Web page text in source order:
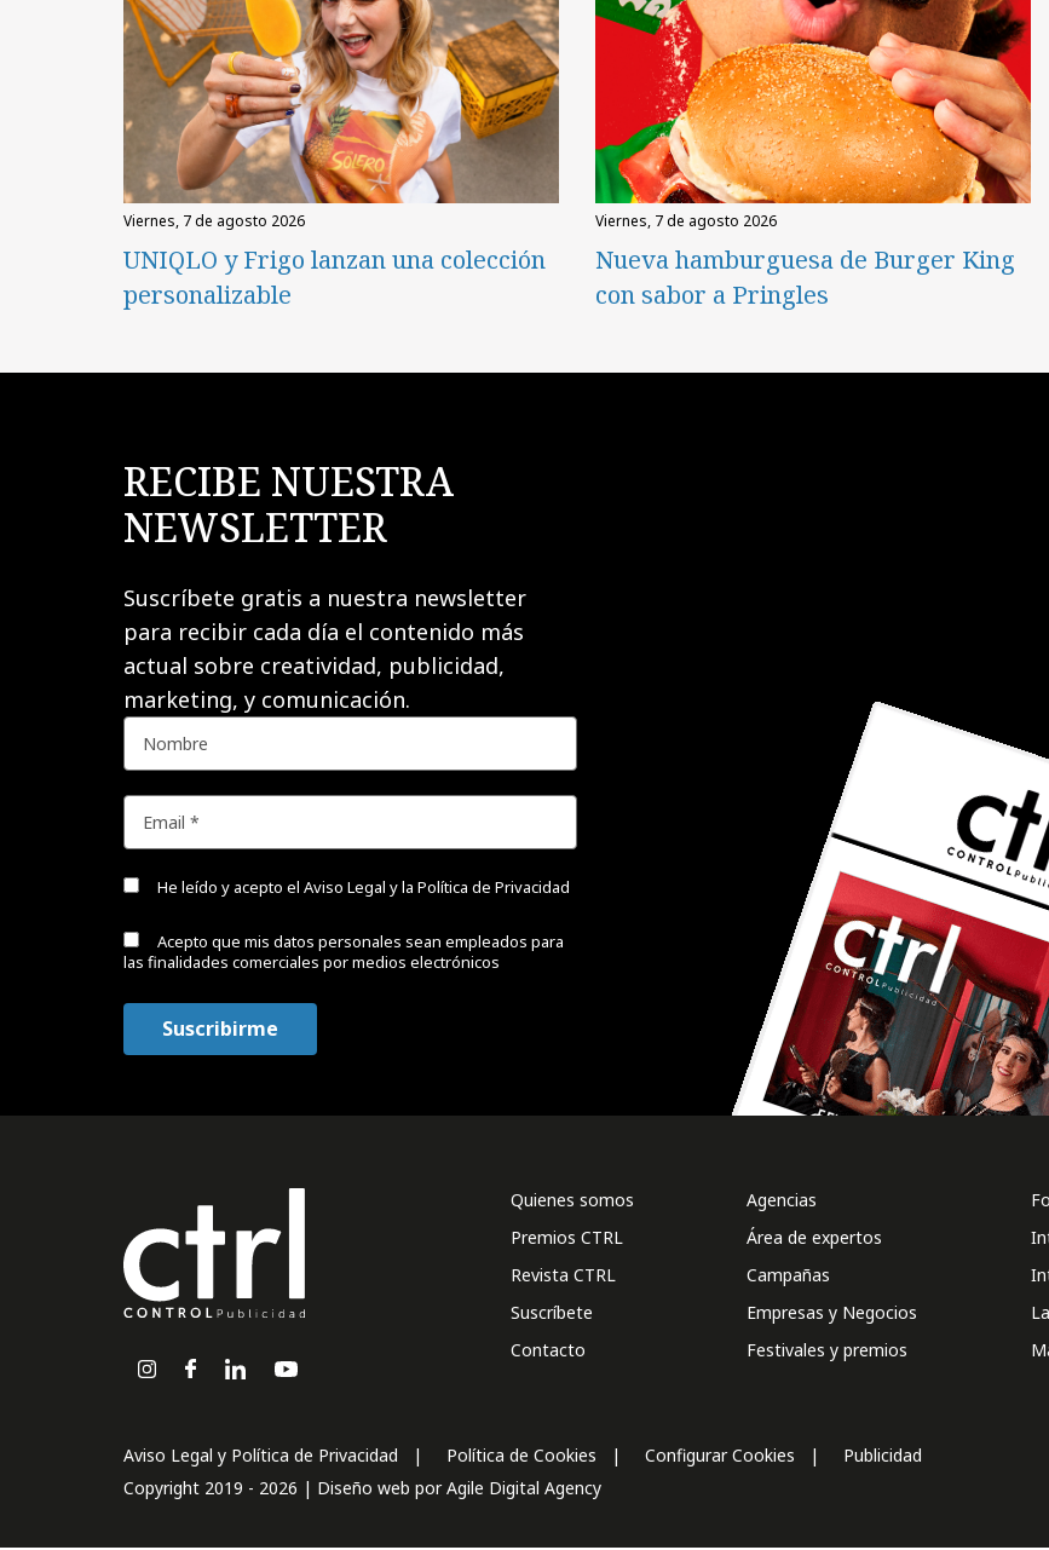
viernes, 7 de agosto 2026
UNIQLO y Frigo lanzan una colección
personalizable
viernes, 7 de agosto 2026
Nueva hamburguesa de Burger King
con sabor a Pringles
RECIBE NUESTRA
NEWSLETTER
Suscríbete gratis a nuestra newsletter
para recibir cada día el contenido más
actual sobre creatividad, publicidad,
marketing, y comunicación.
He leído y acepto el Aviso Legal y la Política de Privacidad
Acepto que mis datos personales sean empleados para
las finalidades comerciales por medios electrónicos
Quienes somos
Premios CTRL
Revista CTRL
Suscríbete
Contacto
Agencias
Área de expertos
Campañas
Empresas y Negocios
Festivales y premios
Aviso Legal y Política de Privacidad Política de Cookies Configurar Cookies
Publicidad
Copyright 2019 - 2026 | Diseño web porAgile Digital Agency